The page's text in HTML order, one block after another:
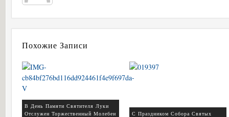
Похожие Записи
В День Памяти Святителя Луки
Отслужен Торжественный Молебен
С Праздником Собора Святых